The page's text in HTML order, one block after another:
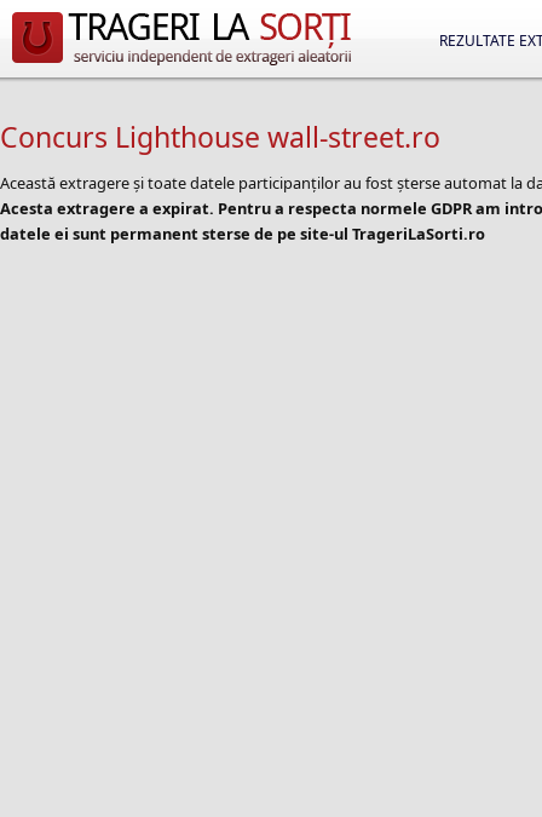
REZULTATE
Concurs Lighthouse wall-street.ro
Această extragere și toate datele participanților au fost șterse automat la
Acesta extragere a expirat. Pentru a respecta normele GDPR am
datele ei sunt permanent sterse de pe site-ul TrageriLaSorti.ro